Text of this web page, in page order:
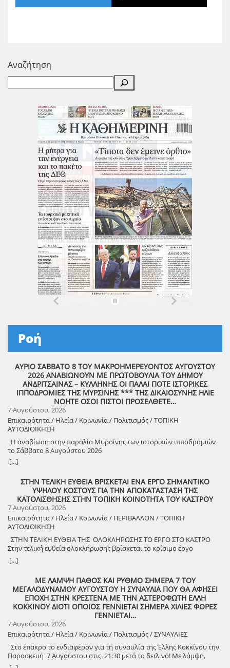
Αναζήτηση
Ροή
ΑΥΡΙΟ ΣΑΒΒΑΤΟ 8 ΤΟΥ ΜΑΚΡΟΗΜΕΡΕΥΟΝΤΟΣ ΑΥΓΟΥΣΤΟΥ
2026 ΑΝΑΒΙΩΝΟΥΝ ΜΕ ΠΡΩΤΟΒΟΥΛΙΑ ΤΟΥ ΔΗΜΟΥ
ΑΝΔΡΙΤΣΑΙΝΑΣ – ΚΥΛΛΗΝΗΣ ΟΙ ΠΑΛΑΙ ΠΟΤΕ ΙΣΤΟΡΙΚΕΣ
ΙΠΠΟΔΡΟΜΙΕΣ ΤΗΣ ΜΥΡΣΙΝΗΣ *** ΤΗΣ ΔΙΚΑΙΟΣΥΝΗΣ ΗΛΙΕ
ΝΟΗΤΕ ΟΣΟΙ ΠΙΣΤΟΙ ΠΡΟΣΕΛΘΕΤΕ…
7 Αυγούστου, 2026
Επικαιρότητα / Ηλεία / Κοινωνία / Πολιτισμός / ΤΟΠΙΚΗ
ΑΥΤΟΔΙΟΙΚΗΣΗ
Η αναβίωση στην παραλία Μυρσίνης των ιστορικών ιπποδρομιών
το Σάββατο 8 Αυγούστου 2026
[...]
ΣΤΗΝ ΤΕΛΙΚΗ ΕΥΘΕΙΑ ΒΡΙΣΚΕΤΑΙ ΕΝΑ ΕΡΓΟ ΣΗΜΑΝΤΙΚΟ
ΥΨΗΛΟΥ ΚΟΣΤΟΥΣ ΓΙΑ ΤΗΝ ΑΠΟΚΑΤΑΣΤΑΣΗ ΤΗΣ
ΚΑΤΟΛΙΣΘΗΣΗΣ ΣΤΗΝ ΤΟΠΙΚΗ ΚΟΙΝΟΤΗΤΑ ΤΟΥ ΚΑΣΤΡΟΥ
7 Αυγούστου, 2026
Επικαιρότητα / Ηλεία / Κοινωνία / ΠΕΡΙΒΑΛΛΟΝ / ΤΟΠΙΚΗ
ΑΥΤΟΔΙΟΙΚΗΣΗ
ΣΤΗΝ ΤΕΛΙΚΗ ΕΥΘΕΙΑ ΤΗΣ ΟΛΟΚΛΗΡΩΣΗΣ ΤΟ ΕΡΓΟ ΣΤΟ ΚΑΣΤΡΟ
Στην τελική ευθεία ολοκλήρωσης βρίσκεται το κρίσιμο έργο
αποκατάστασης της κατολίσθησης στην Τ.Κ. Κάστρου,
προϋπολογισμού 1,25 εκατομμυρίων ευρώ. Έπειτα από αυτοψία που
Λέντζας, μαζί με κλιμάκιο της Τεχνικής Υπηρεσίας και εκπροσώπους
της δημοτικής αρχής, διαπιστώθηκε πως οι παρεμβάσεις προχωρούν
άμεσα και αυστηρά εντός των χρονοδιαγραμμάτων. ​Το έργο
χρηματοδοτείται από το Εθνικό Πρόγραμμα Ανάπτυξης και στο
πλαίσιο των εξειδικευμένων εργασιών πραγματοποιήθηκαν
εκσκαφές για την απομάκρυνση των χαλαρών εδαφών,
κατασκευάστηκε ισχυρός τοίχος αντιστήριξης και τοποθετήθηκε
γεωύφασμα οπλισμένης γης, και συρματοκιβώτια καθώς και
οπλισμένο επίχωμα με ειδικό κοκκώδες υλικό. ​Ο Δήμαρχος Γιάννης
Λέντζας δήλωσε ικανοποιημένος από την εξέλιξη των εργασιών,
[...]
ΜΕ ΛΑΜΨΗ ΠΑΘΟΣ ΚΑΙ ΡΥΘΜΟ ΣΗΜΕΡΑ 7 ΤΟΥ
ΜΕΓΑΛΟΔΥΝΑΜΟΥ ΑΥΓΟΥΣΤΟΥ Η ΣΥΝΑΥΛΙΑ ΠΟΥ ΘΑ ΑΦΗΣΕΙ
ΕΠΟΧΗ ΣΤΗΝ ΚΡΕΣΤΕΝΑ ΜΕ ΤΗΝ ΑΣΤΕΡΟΦΩΤΗ ΕΛΛΗ
ΚΟΚΚΙΝΟΥ ΔΙΟΤΙ ΟΠΟΙΟΣ ΓΕΝΝΙΕΤΑΙ ΣΗΜΕΡΑ ΧΙΛΙΕΣ ΦΟΡΕΣ
ΓΕΝΝΙΕΤΑΙ…
7 Αυγούστου, 2026
Επικαιρότητα / Ηλεία / Κοινωνία / Πολιτισμός / ΣΥΝΑΥΛΙΕΣ
Στο έπακρο το ενδιαφέρον για τη συναυλία της Έλλης Κοκκίνου την
Παρασκευή 7 Αυγούστου στις 21:30 μετά το δειλινό! Με λάμψη,
πάθος και ρυθμό! Στο χώρο Γιορτής Σταφίδας Κρεστένων με